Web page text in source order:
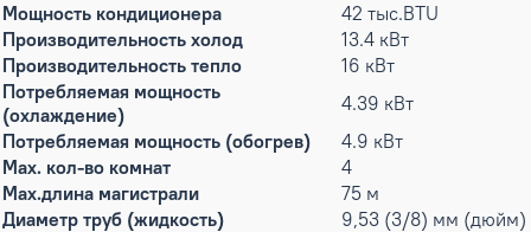
Мощность кондиционера
42 тыс.BTU
Производительность холод
13.4 кВт
Производительность тепло
16 кВт
Потребляемая мощность
(охлаждение)
4.39 кВт
Потребляемая мощность (обогрев)
4.9 кВт
Max. кол-во комнат
4
Max.длина магистрали
75 м
Диаметр труб (жидкость)
9,53 (3/8) мм (дюйм)